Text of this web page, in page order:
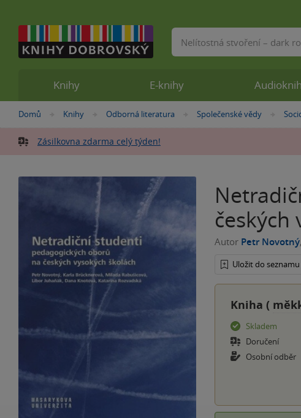
Nacházíte
zde:
Domů »
Knihy »
Odborná literatura »
Společenské vědy »
Zásilkovna zdarma celý týden!
českých
Autor Petr Novotný,
Uložit do seznamu
Kniha (
Skladem
Doručení
Osobní odběr
Knihy E-knihy
Vyhledávání